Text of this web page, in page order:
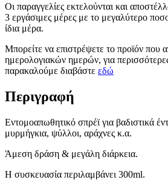
Οι παραγγελίες εκτελούνται και
3 εργάσιμες μέρες με το μεγαλύτερο
ίδια μέρα.
Μπορείτε να επιστρέψετε το προϊόν που
ημερολογιακών ημερών, για
παρακαλούμε διαβάστε εδώ
Περιγραφή
Εντομοαπωθητικό σπρέϊ για βαδιστικά
μυρμήγκια, ψύλλοι, αράχνες κ.α.
Άμεση δράση & μεγάλη διάρκεια.
Η συσκευασία περιλαμβάνει 300ml.